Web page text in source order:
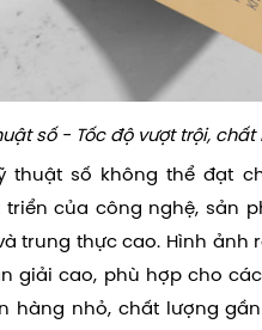
số - Tốc độ vượt trội,
thuật số không thể đạt
triển của công nghệ, sản
trung thực cao. Hình ảnh
giải cao, phù hợp cho
hàng nhỏ, chất lượng